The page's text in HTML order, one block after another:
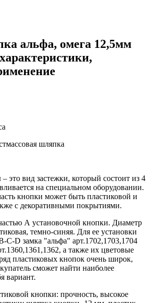
альфа, омега 12,5мм
шляпка
это вид застежки, который состоит из 4
на специальном оборудовании.
кнопки может быть пластиковой и
с декоративными покрытиями.
А установочной кнопки. Диаметр
темно-синяя. Для ее установки
C-D замка "альфа" арт.1702,1703,1704
а также их цветовые
пластиковых кнопок очень широк,
сможет найти наиболее
вариант.
кнопки: прочность, высокое